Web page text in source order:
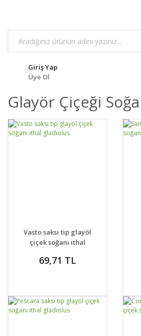
Giriş Yap
Üye Ol
Glayör Çiçeği
DETAYLAR
VER
Vasto saksı tip glayöl
çiçek soğanı ithal
69,71 TL